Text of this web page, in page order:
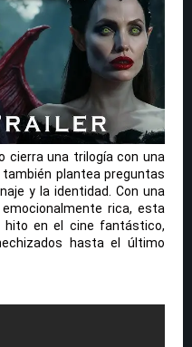
cierra una trilogía con una
plantea preguntas
y la identidad. Con una
rica, esta
hito en el cine fantástico,
hasta el último